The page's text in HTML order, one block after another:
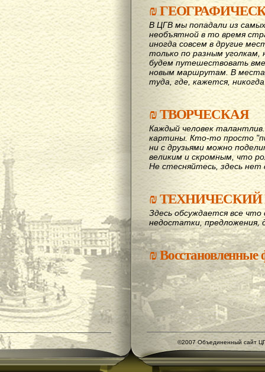
₪
В ЦГВ мы попадали из
необъятной в то время
иногда совсем в другие
только по разным
будем путешествовать
новым маршрутам. В
туда, где, кажется,
₪ТВОРЧЕСКАЯ
Каждый человек
картины. Кто-то просто
ни с друзьями можно
великим и скромным, что
Не стесняйтесь, здесь нет
₪ТЕХНИЧЕСКИЙ
Здесь обсуждается все
недостатки, предложения,
₪
©2007 Объединенный сайт